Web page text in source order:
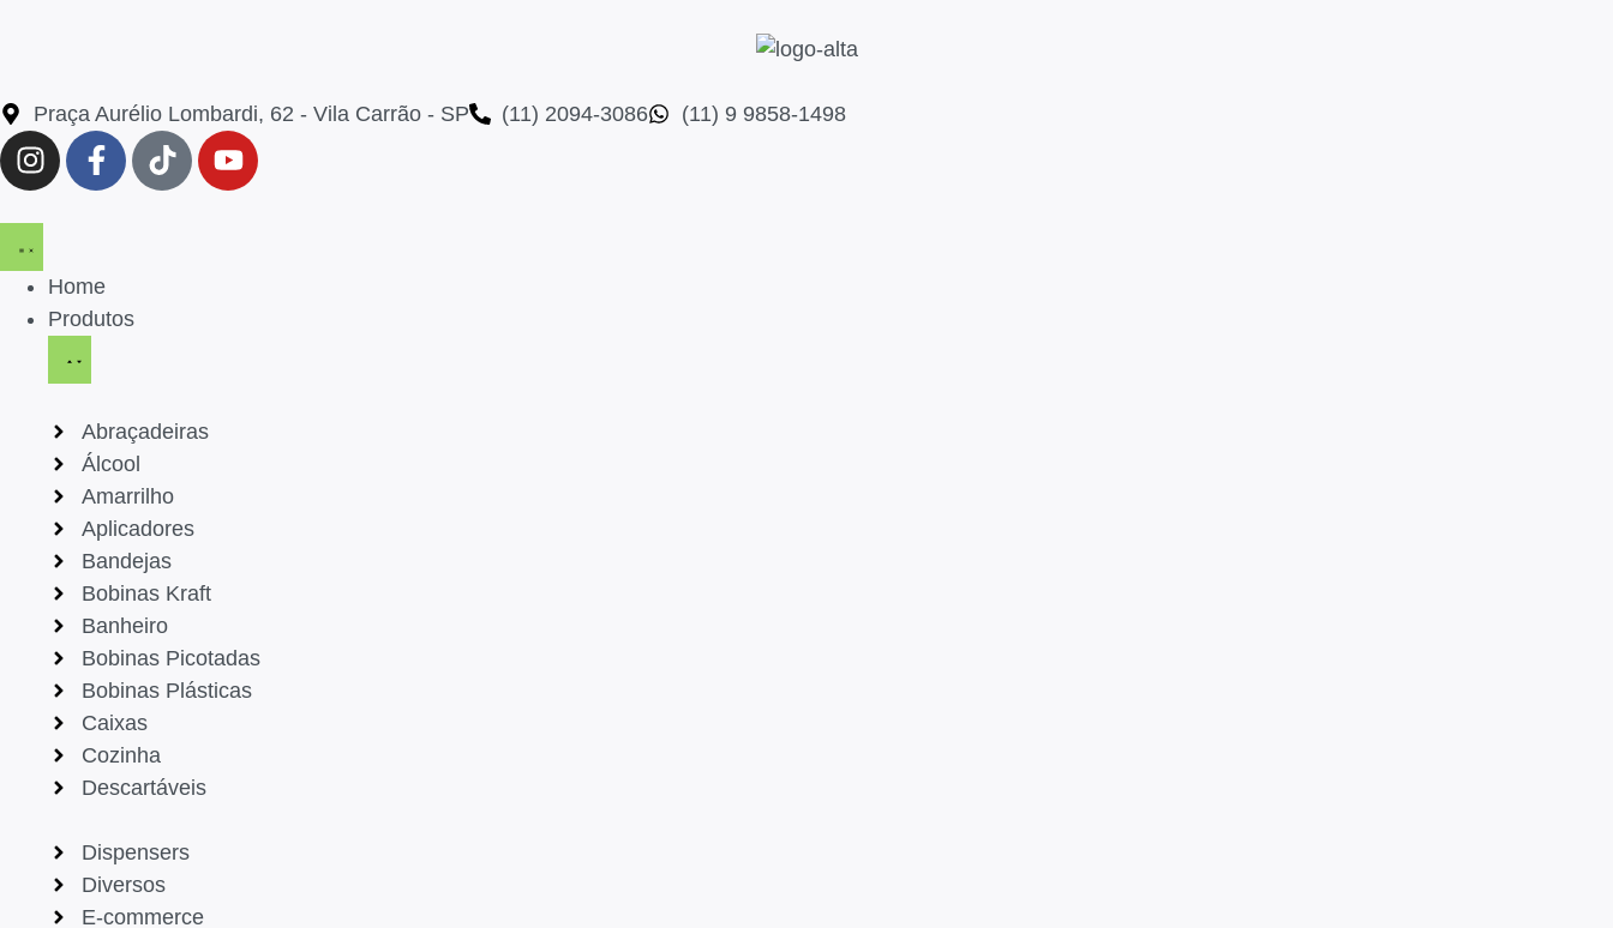
Praça Aurélio Lombardi, 62 - Vila Carrão - SP (11) 2094-3086 (11) 9 9858-1498
Home
Produtos
Abraçadeiras
Álcool
Amarrilho
Aplicadores
Bandejas
Bobinas Kraft
Banheiro
Bobinas Picotadas
Bobinas Plásticas
Caixas
Cozinha
Descartáveis
Dispensers
Diversos
E-commerce